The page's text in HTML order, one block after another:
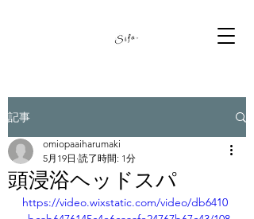
記事
頭浸浴ヘッドスパ
omiopaaiharumaki
5月19日 読了時間: 1分
https://video.wixstatic.com/video/db6410